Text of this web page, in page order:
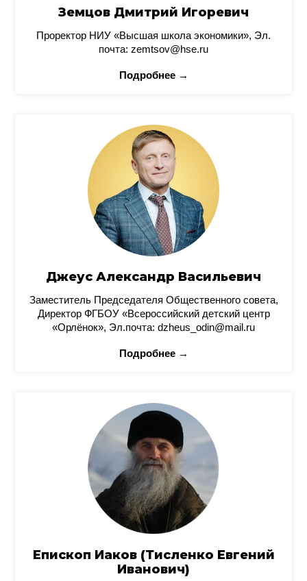
Земцов Дмитрий Игоревич
Проректор НИУ «Высшая школа экономики», Эл.
почта: zemtsov@hse.ru
Подробнее →
Джеус Александр Васильевич
Заместитель Председателя Общественного совета,
Директор ФГБОУ «Всероссийский детский центр
«Орлёнок», Эл.почта: dzheus_odin@mail.ru
Подробнее →
Епископ Иаков (Тисленко Евгений
Иванович)